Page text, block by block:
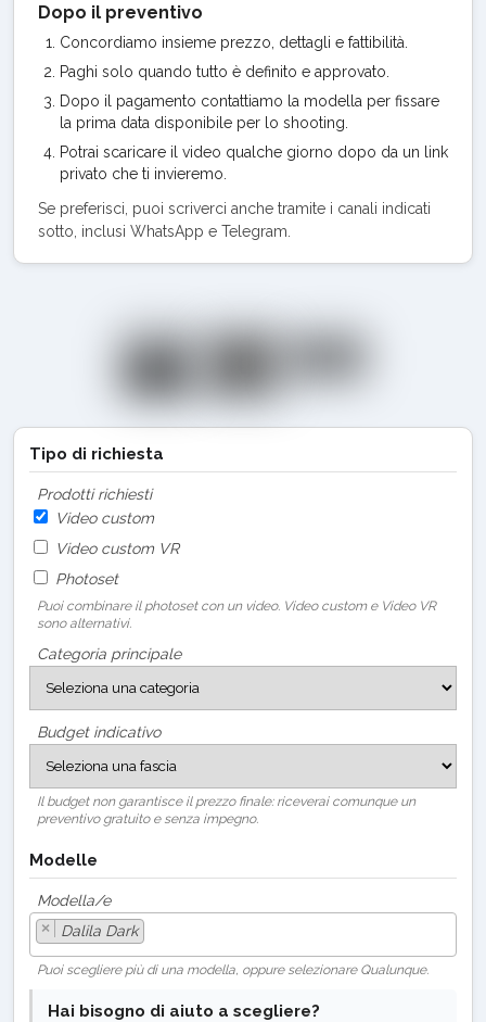
Dopo il preventivo
Concordiamo insieme prezzo, dettagli e fattibilità.
Paghi solo quando tutto è definito e approvato.
Dopo il pagamento contattiamo la modella per fissare
la prima data disponibile per lo shooting.
Potrai scaricare il video qualche giorno dopo da un link
privato che ti invieremo.
Se preferisci, puoi scriverci anche tramite i canali indicati
sotto, inclusi WhatsApp e Telegram.
Tipo di richiesta
Prodotti richiesti
Video custom
Video custom VR
Photoset
Puoi combinare il photoset con un video. Video custom e Video VR
sono alternativi.
Categoria principale
Budget indicativo
Il budget non garantisce il prezzo finale: riceverai comunque un
preventivo gratuito e senza impegno.
Modelle
Modella/e
×
Dalila Dark
Puoi scegliere più di una modella, oppure selezionare Qualunque.
Hai bisogno di aiuto a scegliere?